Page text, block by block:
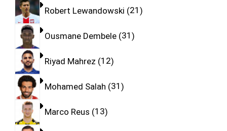
Robert Lewandowski 21
Ousmane Dembele 31
Riyad Mahrez 12
Mohamed Salah 31
Marco Reus 13